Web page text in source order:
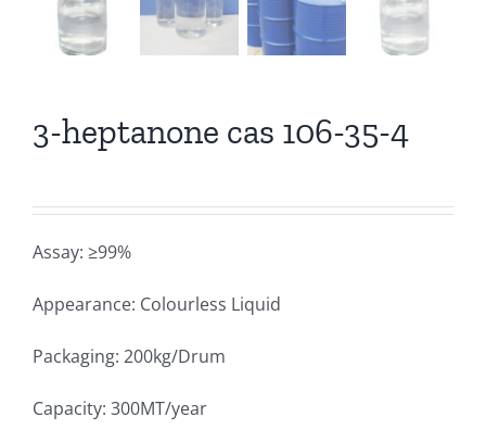
3-heptanone cas 106-35-4
Assay: ≥99%
Appearance: Colourless Liquid
Packaging: 200kg/Drum
Capacity: 300MT/year